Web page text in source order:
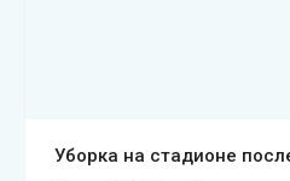
Уборка на стадионе